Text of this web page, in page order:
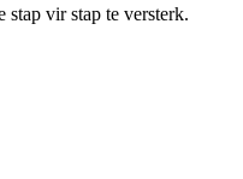
stap vir stap te versterk.